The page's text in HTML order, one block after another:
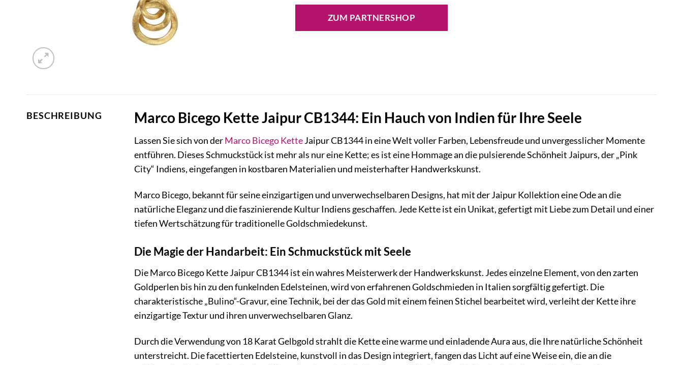
ZUM PARTNERSHOP
BESCHREIBUNG Marco Bicego Kette Jaipur CB1344: Ein Hauch von Indien für Ihre Seele
Lassen Sie sich von derMarco Bicego KetteJaipur CB1344 in eine Welt voller Farben, Lebensfreude und unvergesslicher Momente
entführen. Dieses Schmuckstück ist mehr als nur eine Kette; es ist eine Hommage an die pulsierende Schönheit Jaipurs, der „Pink
City“ Indiens, eingefangen in kostbaren Materialien und meisterhafter Handwerkskunst.
Marco Bicego, bekannt für seine einzigartigen und unverwechselbaren Designs, hat mit der Jaipur Kollektion eine Ode an die
natürliche Eleganz und die faszinierende Kultur Indiens geschaffen. Jede Kette ist ein Unikat, gefertigt mit Liebe zum Detail und einer
tiefen Wertschätzung für traditionelle Goldschmiedekunst.
Die Magie der Handarbeit: Ein Schmuckstück mit Seele
Die Marco Bicego Kette Jaipur CB1344 ist ein wahres Meisterwerk der Handwerkskunst. Jedes einzelne Element, von den zarten
Goldperlen bis hin zu den funkelnden Edelsteinen, wird von erfahrenen Goldschmieden in Italien sorgfältig gefertigt. Die
charakteristische „Bulino“-Gravur, eine Technik, bei der das Gold mit einem feinen Stichel bearbeitet wird, verleiht der Kette ihre
einzigartige Textur und ihren unverwechselbaren Glanz.
Durch die Verwendung von 18 Karat Gelbgold strahlt die Kette eine warme und einladende Aura aus, die Ihre natürliche Schönheit
unterstreicht. Die facettierten Edelsteine, kunstvoll in das Design integriert, fangen das Licht auf eine Weise ein, die an die